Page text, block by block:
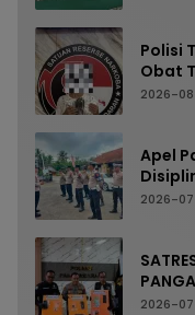
Polisi
Obat
2026-
Apel
2026-
2026-